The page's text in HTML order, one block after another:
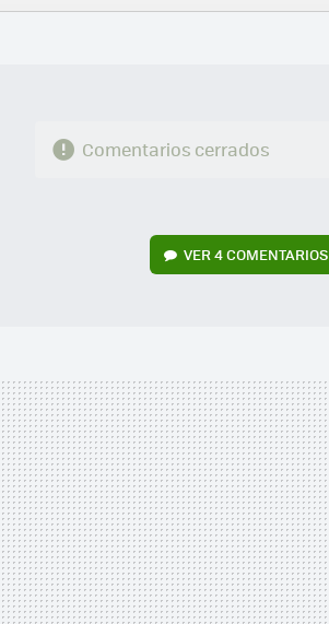
FACEBOOK
TWITTERFLIPBOARD
E-
WHATSAPP
Comentarios cerrados
VER4 COMENTARIOS